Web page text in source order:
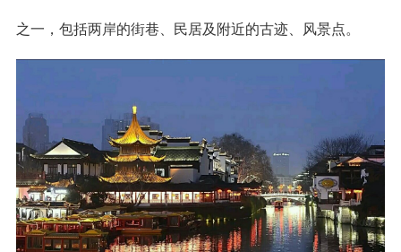
之一，包括两岸的街巷、民居及附近的古迹、风景点。